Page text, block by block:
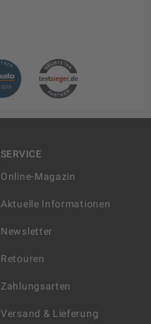
SERVICE
Online-Magazin
Aktuelle Informationen
Newsletter
Retouren
Zahlungsarten
Versand & Lieferung